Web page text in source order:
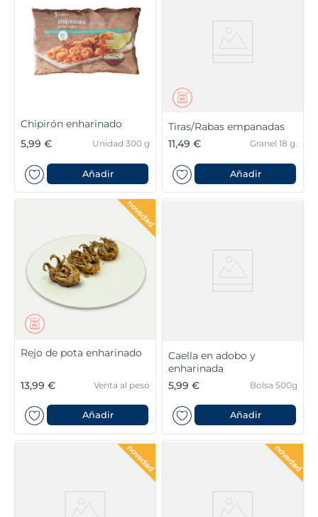
Chipirón enharinado
5,99 €
Unidad 300 g
Añadir
Tiras/Rabas empanadas
11,49 €
Granel 18 g.
Añadir
Rejo de pota enharinado
13,99 € Venta al peso
Añadir
Caella en adobo y
enharinada
5,99 €
Bolsa 500g
Añadir